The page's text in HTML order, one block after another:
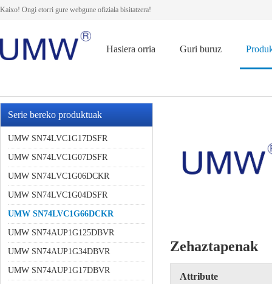
Kaixo! Ongi etorri gure webgune ofiziala bisitatzera!
Hasiera orria Guri buruz
Serie bereko produktuak
UMW SN74LVC1G17DSFR
UMW SN74LVC1G07DSFR
UMW SN74LVC1G06DCKR
UMW SN74LVC1G04DSFR
UMW SN74LVC1G66DCKR
UMW SN74AUP1G125DBVR
UMW SN74AUP1G34DBVR
UMW SN74AUP1G17DBVR
Zehaztapenak
Attribute